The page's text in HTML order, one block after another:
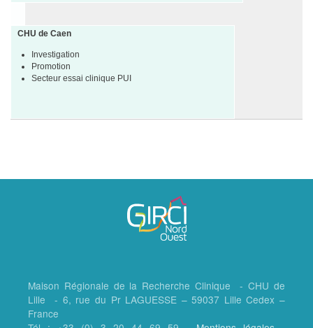
CHU de Caen
Investigation
Promotion
Secteur essai clinique PUI
Maison Régionale de la Recherche Clinique - CHU de
Lille - 6, rue du Pr LAGUESSE – 59037 Lille Cedex –
France